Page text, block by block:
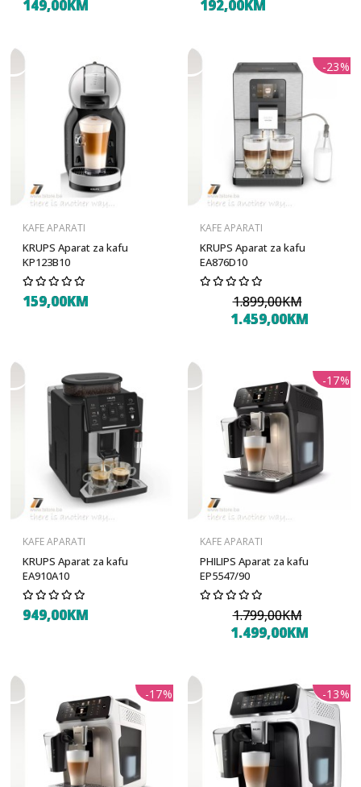
149,00KM 192,00KM
KAFE APARATI
KRUPS Aparat za kafu
KP123B10
159,00KM
-23%
KAFE APARATI
KRUPS Aparat za kafu
EA876D10
1.899,00KM
1.459,00KM
KAFE APARATI
KRUPS Aparat za kafu
EA910A10
949,00KM
-17%
KAFE APARATI
PHILIPS Aparat za kafu
EP5547/90
1.799,00KM
1.499,00KM
-17% -13%